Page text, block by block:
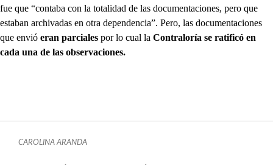
fue que “contaba con la totalidad de las documentaciones, pero que
estaban archivadas en otra dependencia”. Pero, las documentaciones
que envió eran parciales por lo cual la Contraloría se ratificó en
cada una de las observaciones.
CAROLINA ARANDA